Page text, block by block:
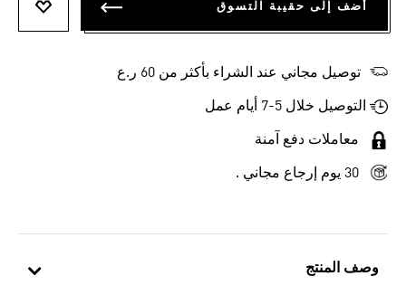
وصف المنتج
أضف إلى حقيبة التسوق
توصيل مجاني عند الشراء بأكثر من 60 ر.ع
التوصيل خلال 5-7 أيام عمل
معاملات دفع آمنة